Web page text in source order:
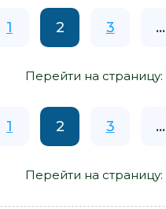
1 2 3 ...
Перейти на страницу:
1 2 3 ...
Перейти на страницу: